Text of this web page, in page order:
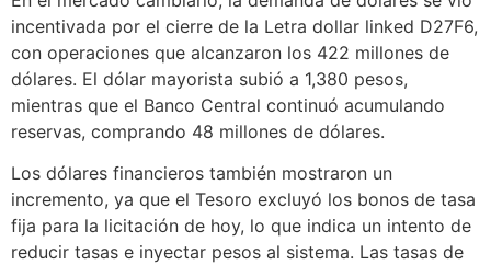
incentivada por el cierre de la Letra dollar linked D27F6,
con operaciones que alcanzaron los 422 millones de
dólares. El dólar mayorista subió a 1,380 pesos,
mientras que el Banco Central continuó acumulando
reservas, comprando 48 millones de dólares.
Los dólares financieros también mostraron un
incremento, ya que el Tesoro excluyó los bonos de tasa
fija para la licitación de hoy, lo que indica un intento de
reducir tasas e inyectar pesos al sistema. Las tasas de